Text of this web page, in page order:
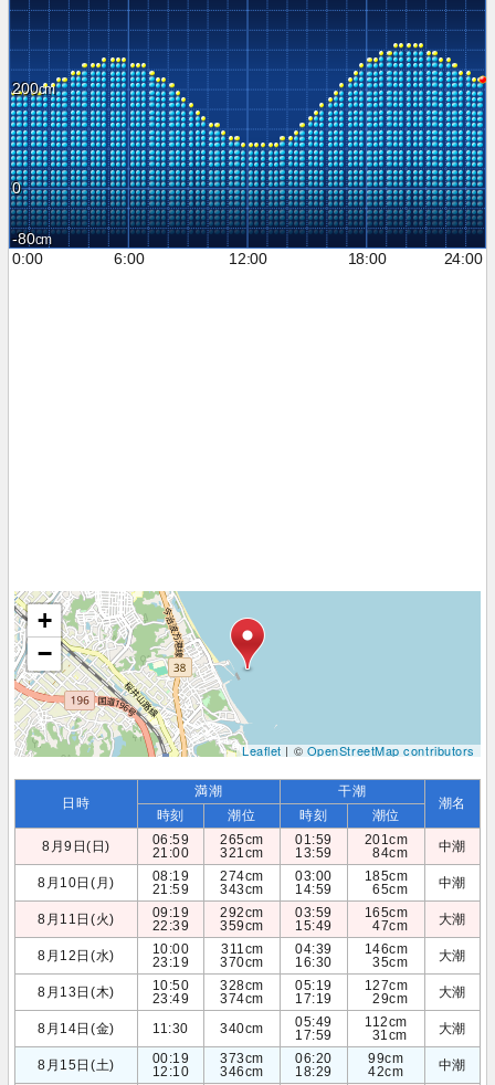
200
0
-80
0:00
6:00 12:00 18:00 24:00
+
−
Leaflet| ©OpenStreetMap contributors
日時
満潮 干潮
潮名
時刻 潮位 時刻
潮位
8月9日(日)
06:59
21:00
265cm
321cm
01:59
13:59
201cm
84cm
中潮
8月10日(月)
08:19
21:59
274cm
343cm
03:00
14:59
185cm
65cm
中潮
8月11日(火)
09:19
22:39
292cm
359cm
03:59
15:49
165cm
47cm
大潮
8月12日(水)
10:00
23:19
311cm
370cm
04:39
16:30
146cm
35cm
大潮
8月13日(木)
10:50
23:49
328cm
374cm
05:19
17:19
127cm
29cm
大潮
8月14日(金) 11:30 340cm
05:49
17:59
112cm
31cm
大潮
8月15日(土)
00:19
12:10
373cm
346cm
06:20
18:29
99cm
42cm
中潮